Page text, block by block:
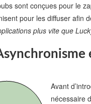
sont conçues pour le
pour les diffuser afin
plus vite que
Avant
nécessaire